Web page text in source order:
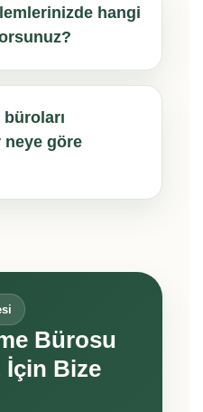
hangi
neye göre
Bürosu
İçin Bize